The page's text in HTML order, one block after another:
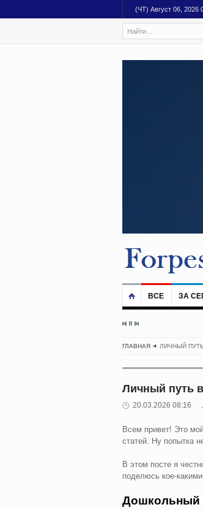
(ЧТ) Август 06, 2026
ВСЕ ЗА
ГЛАВНАЯ ЛИЧНЫЙ
Личный путь
20.03.2026 08:16
Всем привет! Это
статей. Ну попытка
В этом посте я
поделюсь кое-
Дошкольный